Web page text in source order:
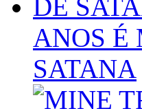
ANOS É
SATANA